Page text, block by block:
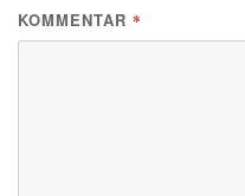
KOMMENTAR *